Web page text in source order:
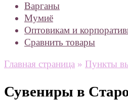
Варганы
Мумиё
Оптовикам и
Сравнить товары
Главная страница » Пункты
Сувениры в